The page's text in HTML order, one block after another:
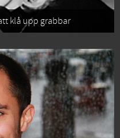
klå upp grabbar